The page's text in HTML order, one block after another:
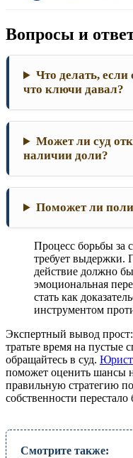
Вопросы и
Что делать, если
что ключи давал?
Может ли суд
наличии доли?
Поможет ли
Процесс борьбы за
требует выдержки.
действие должно
эмоциональная
стать как
инструментом
Экспертный вывод
тратьте время на пустые
обращайтесь в суд. Юрист
поможет оценить шансы
правильную стратегию
собственности
Смотрите также: